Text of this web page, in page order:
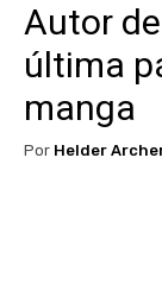
Autor
última
manga
Por Helder